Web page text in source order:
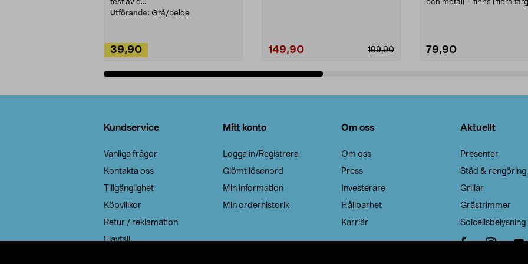
test av d...
Utförande: Grå/beige
39,90 199,90
149,90
och metall – finns i flera
79,90
Kundservice
Vanliga frågor
Kontakta oss
Tillgänglighet
Köpvillkor
Retur / reklamation
Elavfall
Mitt konto
Logga in/Registrera
Glömt lösenord
Min information
Min orderhistorik
Om oss
Om oss
Press
Investerare
Hållbarhet
Karriär
Aktuellt
Presenter
Städ & rengöring
Grillar
Grästrimmer
Solcellsbelysning